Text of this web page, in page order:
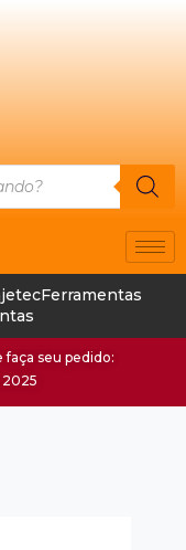
seu pedido: